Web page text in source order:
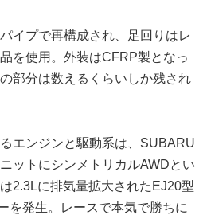
イプで再構成され、足回りはレ
を使用。外装はCFRP製となっ
部分は数えるくらいしか残され
エンジンと駆動系は、SUBARU
ットにシンメトリカルAWDとい
2.3Lに排気量拡大されたEJ20型
を発生。レースで本気で勝ちに